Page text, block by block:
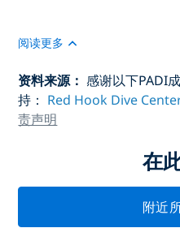
阅读更多
资料来源： 感谢以下PADI
持： Red Hook Dive Center
责声明
在
附近